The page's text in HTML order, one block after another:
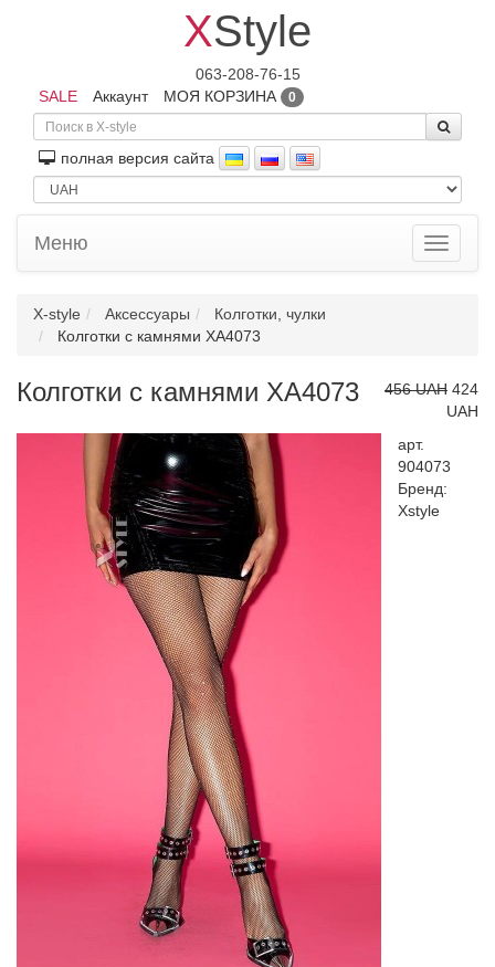
XStyle
063-208-76-15
SALE
Аккаунт МОЯ КОРЗИНА 0
полная версия сайта
Toggle
Меню
X-style Аксессуары
Колготки, чулки
Колготки с камнями XA4073
Колготки с камнями XA4073 456 UAH 424
UAH
арт.
904073
Бренд:
Xstyle